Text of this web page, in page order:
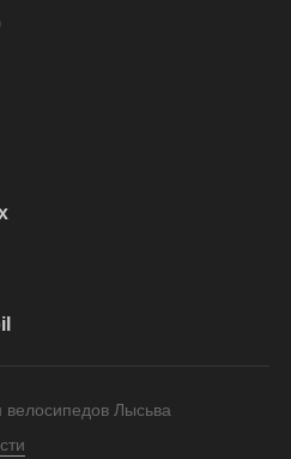
Лысьва